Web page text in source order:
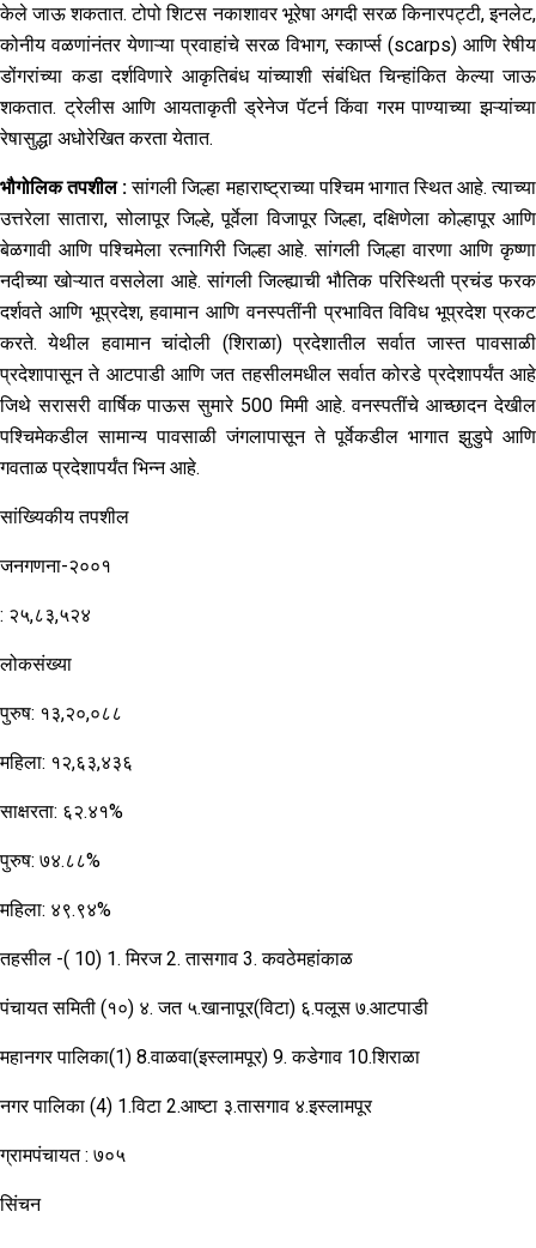
केले जाऊ शकतात. टोपो शिटस नकाशावर भूरेषा अगदी सरळ किनारपट्टी, इनलेट,
कोनीय वळणांनंतर येणाऱ्या प्रवाहांचे सरळ विभाग, स्कार्प्स (scarps) आणि रेषीय
डोंगरांच्या कडा दर्शविणारे आकृतिबंध यांच्याशी संबंधित चिन्हांकित केल्या जाऊ
शकतात. ट्रेलीस आणि आयताकृती ड्रेनेज पॅटर्न किंवा गरम पाण्याच्या झऱ्यांच्या
रेषासुद्धा अधोरेखित करता येतात.
भौगोलिक तपशील :सांगली जिल्हा महाराष्ट्राच्या पश्चिम भागात स्थित आहे. त्याच्या
उत्तरेला सातारा, सोलापूर जिल्हे, पूर्वेला विजापूर जिल्हा, दक्षिणेला कोल्हापूर आणि
बेळगावी आणि पश्चिमेला रत्नागिरी जिल्हा आहे. सांगली जिल्हा वारणा आणि कृष्णा
नदीच्या खोऱ्यात वसलेला आहे. सांगली जिल्ह्याची भौतिक परिस्थिती प्रचंड फरक
दर्शवते आणि भूप्रदेश, हवामान आणि वनस्पतींनी प्रभावित विविध भूप्रदेश प्रकट
करते. येथील हवामान चांदोली (शिराळा) प्रदेशातील सर्वात जास्त पावसाळी
प्रदेशापासून ते आटपाडी आणि जत तहसीलमधील सर्वात कोरडे प्रदेशापर्यंत आहे
जिथे सरासरी वार्षिक पाऊस सुमारे 500 मिमी आहे. वनस्पतींचे आच्छादन देखील
पश्चिमेकडील सामान्य पावसाळी जंगलापासून ते पूर्वेकडील भागात झुडुपे आणि
गवताळ प्रदेशापर्यंत भिन्न आहे.
सांख्यिकीय तपशील
जनगणना-२००१
: २५,८३,५२४
लोकसंख्या
पुरुष: १३,२०,०८८
महिला: १२,६३,४३६
साक्षरता: ६२.४१%
पुरुष: ७४.८८%
महिला: ४९.९४%
तहसील -( 10) 1. मिरज 2. तासगाव 3. कवठेमहांकाळ
पंचायत समिती (१०) ४. जत ५.खानापूर(विटा) ६.पलूस ७.आटपाडी
महानगर पालिका(1) 8.वाळवा(इस्लामपूर) 9. कडेगाव 10.शिराळा
नगर पालिका (4) 1.विटा 2.आष्टा ३.तासगाव ४.इस्लामपूर
ग्रामपंचायत : ७०५
सिंचन